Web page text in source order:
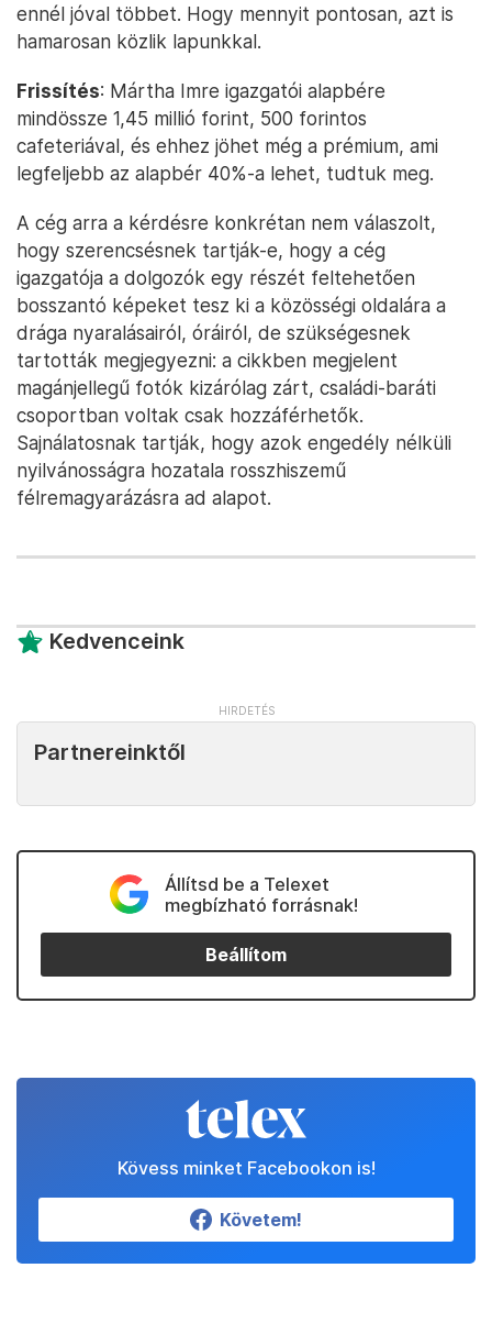
ennél jóval többet. Hogy mennyit pontosan, azt is
hamarosan közlik lapunkkal.
Frissítés: Mártha Imre igazgatói alapbére
mindössze 1,45 millió forint, 500 forintos
cafeteriával, és ehhez jöhet még a prémium, ami
legfeljebb az alapbér 40%-a lehet, tudtuk meg.
A cég arra a kérdésre konkrétan nem válaszolt,
hogy szerencsésnek tartják-e, hogy a cég
igazgatója a dolgozók egy részét feltehetően
bosszantó képeket tesz ki a közösségi oldalára a
drága nyaralásairól, óráiról, de szükségesnek
tartották megjegyezni: a cikkben megjelent
magánjellegű fotók kizárólag zárt, családi-baráti
csoportban voltak csak hozzáférhetők.
Sajnálatosnak tartják, hogy azok engedély nélküli
nyilvánosságra hozatala rosszhiszemű
félremagyarázásra ad alapot.
Kedvenceink
Partnereinktől
Állítsd be a Telexet
megbízható forrásnak!
Beállítom
Kövess minket Facebookon is!
Követem!